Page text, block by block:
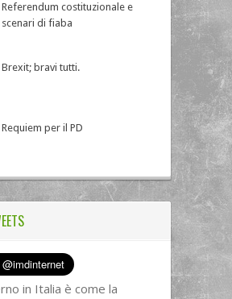
Referendum costituzionale e
scenari di fiaba
Brexit; bravi tutti.
Requiem per il PD
in Italia è come la